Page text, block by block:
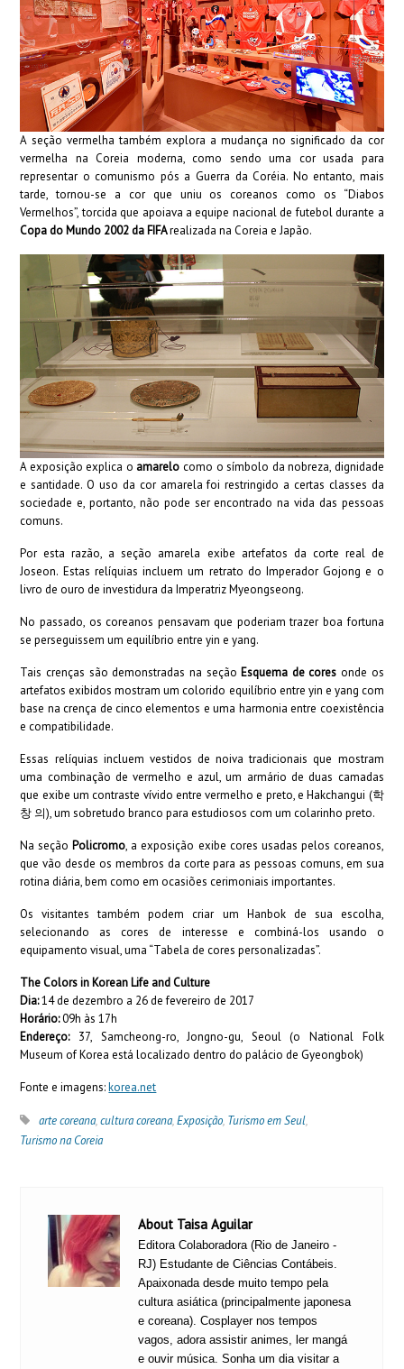
A seção vermelha também explora a mudança no significado da cor
vermelha na Coreia moderna, como sendo uma cor usada para
representar o comunismo pós a Guerra da Coréia. No entanto, mais
tarde, tornou-se a cor que uniu os coreanos como os “Diabos
Vermelhos”, torcida que apoiava a equipe nacional de futebol durante a
Copa do Mundo 2002 da FIFArealizada na Coreia e Japão.
A exposição explica o amarelo como o símbolo da nobreza, dignidade
e santidade. O uso da cor amarela foi restringido a certas classes da
sociedade e, portanto, não pode ser encontrado na vida das pessoas
comuns.
Por esta razão, a seção amarela exibe artefatos da corte real de
Joseon. Estas relíquias incluem um retrato do Imperador Gojong e o
livro de ouro de investidura da Imperatriz Myeongseong.
No passado, os coreanos pensavam que poderiam trazer boa fortuna
se perseguissem um equilíbrio entre yin e yang.
Tais crenças são demonstradas na seção Esquema de cores onde os
artefatos exibidos mostram um colorido equilíbrio entre yin e yang com
base na crença de cinco elementos e uma harmonia entre coexistência
e compatibilidade.
Essas relíquias incluem vestidos de noiva tradicionais que mostram
uma combinação de vermelho e azul, um armário de duas camadas
que exibe um contraste vívido entre vermelho e preto, e Hakchangui (학
창 의), um sobretudo branco para estudiosos com um colarinho preto.
Na seção Policromo, a exposição exibe cores usadas pelos coreanos,
que vão desde os membros da corte para as pessoas comuns, em sua
rotina diária, bem como em ocasiões cerimoniais importantes.
Os visitantes também podem criar um Hanbok de sua escolha,
selecionando as cores de interesse e combiná-los usando o
equipamento visual, uma “Tabela de cores personalizadas”.
The Colors in Korean Life and Culture
Dia:14 de dezembro a 26 de fevereiro de 2017
Horário:09h às 17h
Endereço:37, Samcheong-ro, Jongno-gu, Seoul (o National Folk
Museum of Korea está localizado dentro do palácio de Gyeongbok)
Fonte e imagens:korea.net
arte coreana,cultura coreana,Exposição, Turismo em Seul,
Turismo na Coreia
About Taisa Aguilar
Editora Colaboradora (Rio de Janeiro -
RJ) Estudante de Ciências Contábeis.
Apaixonada desde muito tempo pela
cultura asiática (principalmente japonesa
e coreana). Cosplayer nos tempos
vagos, adora assistir animes, ler mangá
e ouvir música. Sonha um dia visitar a